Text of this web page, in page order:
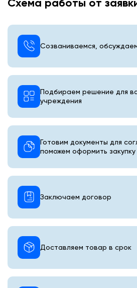
Созваниваемся,
Подбираем решение для
учреждения
Готовим документы для
поможем оформить закупку
Доставляем товар в срок
Заключаем договор